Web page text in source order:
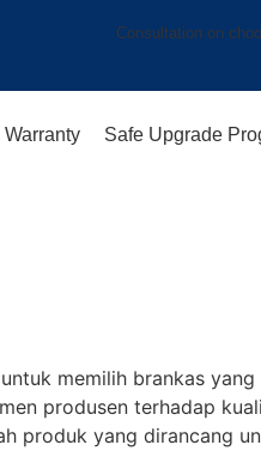
Consultation on
Warranty Safe Upgrade
memilih brankas yang
produsen terhadap
produk yang dirancang